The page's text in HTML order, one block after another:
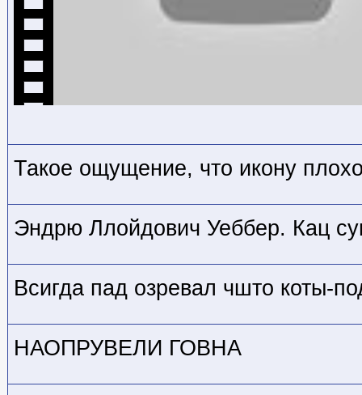
Такое ощущение, что икону
Эндрю Ллойдович Уеббер. Кац
Всигда пад озревал чшто коты-
НАОПРУВЕЛИ ГОВНА